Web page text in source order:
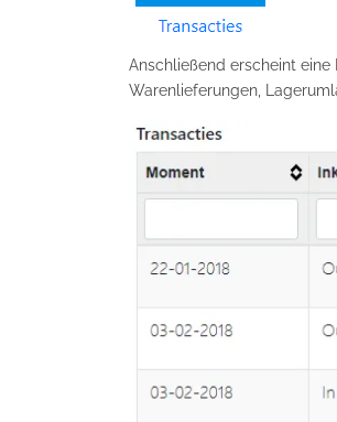
Anschließend erscheint
Warenlieferungen,